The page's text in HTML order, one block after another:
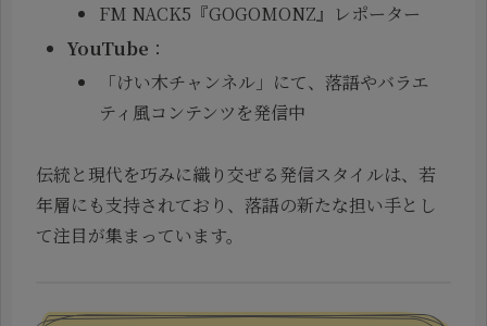
FM NACK5『GOGOMONZ』レポーター
YouTube ：
「けい木チャンネル」にて、落語やバラエ
ティ風コンテンツを発信中
伝統と現代を巧みに織り交ぜる発信スタイルは、若
年層にも支持されており、落語の新たな担い手とし
て注目が集まっています。